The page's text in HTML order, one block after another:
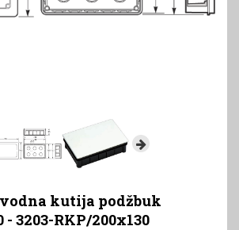
kutija podžbuk
- 3203-RKP/200x130